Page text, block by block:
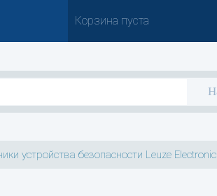
Корзина пуста
устройства безопасности Leuze Electronic